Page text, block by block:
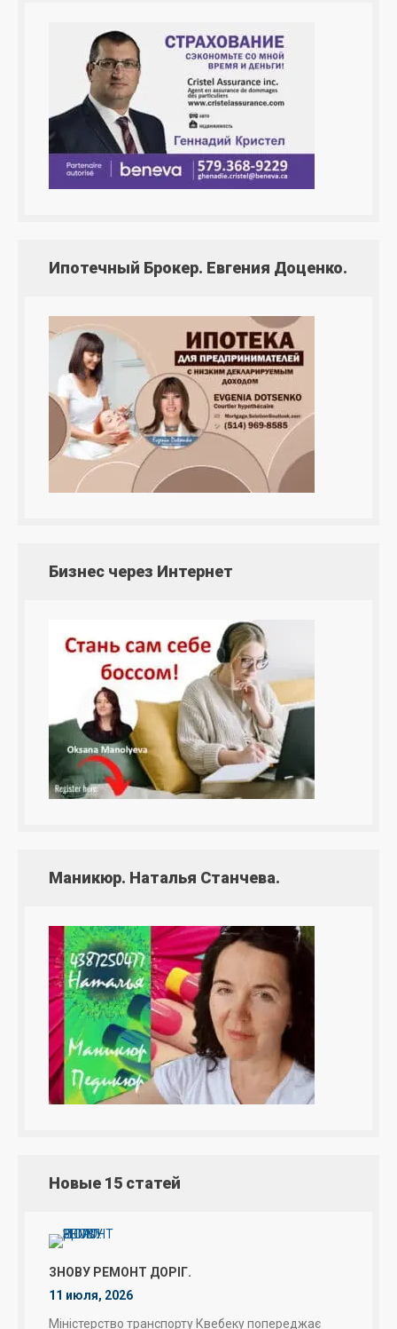
Ипотечный Брокер. Евгения Доценко.
Бизнес через Интернет
Маникюр. Наталья Станчева.
Новые 15 статей
ЗНОВУ РЕМОНТ ДОРІГ.
11 июля, 2026
Міністерство транспорту Квебеку попереджає